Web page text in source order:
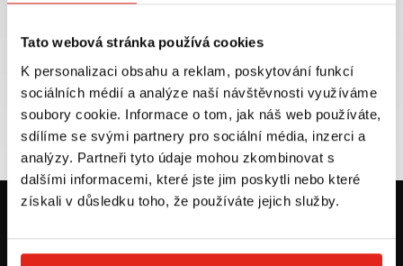
Tato webová stránka používá cookies
K personalizaci obsahu a reklam, poskytování funkcí
sociálních médií a analýze naší návštěvnosti využíváme
soubory cookie. Informace o tom, jak náš web používáte,
sdílíme se svými partnery pro sociální média, inzerci a
analýzy. Partneři tyto údaje mohou zkombinovat s
dalšími informacemi, které jste jim poskytli nebo které
získali v důsledku toho, že používáte jejich služby.
Zboží SKLADEM
expedujeme do 24 hod.
VÍCE INFO
Výměna velikosti ZDARMA
do 30 dnů
VÍCE INFO
+421 905 203 392